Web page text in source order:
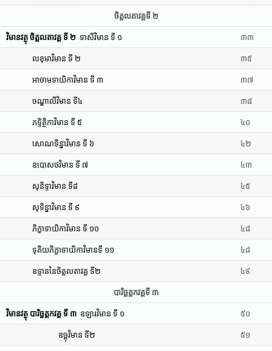
ចិត្តលតាវគ្គទី ២
វិមានវត្ថុ ចិត្តលតាវគ្គ ទី ២ ទាសីវិមាន ទី ១ ៣៣
លខុមាវិមាន ទី ២ ៣៥
អាចាមទាយិកាវិមាន ទី ៣ ៣៧
ចណ្ឌាលីវិមាន ទី៤ ៣៨
ភទ្ទិត្ថិកាវិមាន ទី ៥ ៤០
សោណទិន្នាវិមាន ទី ៦ ៤២
ឧបោសថវិមាន ទី ៧ ៤៣
សុនិទ្ទាវិមាន ទី៨ ៤៥
សុទិន្នាវិមាន ទី ៩ ៤៦
ភិក្ខាទាយិកាវិមាន ទី ១០ ៤៨
ទុតិយភិក្ខាទាយិកាវិមានទី ១១ ៤៨
ឧទ្ទាននៃចិត្តលតាវគ្គ ទី២ ៤៩
បារិច្ឆត្តកវគ្គទី ៣
វិមានវត្ថុ បារិច្ឆត្តកវគ្គ ទី ៣ ឧឡារវិមាន ទី ១ ៥០
ឧច្ឆុវិមាន ទី២ ៥១